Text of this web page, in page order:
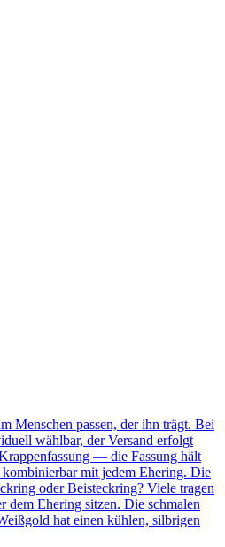
Menschen passen, der ihn trägt. Bei
wählbar, der Versand erfolgt
— die Fassung hält
mit jedem Ehering. Die
oder Beisteckring? Viele tragen
Ehering sitzen. Die schmalen
hat einen kühlen, silbrigen